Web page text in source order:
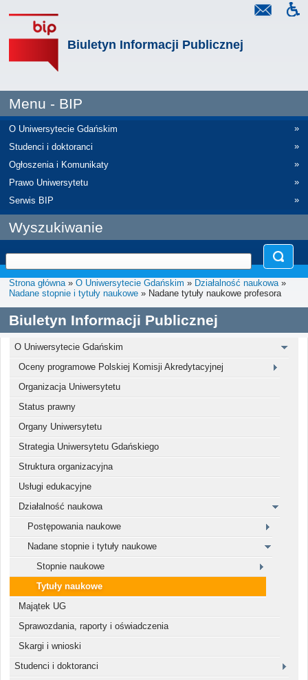
Biuletyn Informacji Publicznej
Menu - BIP
O Uniwersytecie Gdańskim
»
Studenci i doktoranci
»
Ogłoszenia i Komunikaty
»
Prawo Uniwersytetu
»
Serwis BIP
»
Wyszukiwanie
Strona główna» O Uniwersytecie Gdańskim » Działalność naukowa»
Nadane stopnie i tytuły naukowe » Nadane tytuły naukowe profesora
Biuletyn Informacji Publicznej
O Uniwersytecie Gdańskim
Oceny programowe Polskiej Komisji Akredytacyjnej
Organizacja Uniwersytetu
Status prawny
Organy Uniwersytetu
Strategia Uniwersytetu Gdańskiego
Struktura organizacyjna
Usługi edukacyjne
Działalność naukowa
Postępowania naukowe
Nadane stopnie i tytuły naukowe
Stopnie naukowe
Tytuły naukowe
Majątek UG
Sprawozdania, raporty i oświadczenia
Skargi i wnioski
Studenci i doktoranci